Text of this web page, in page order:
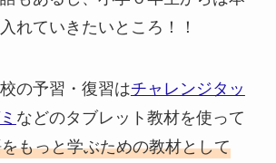
れていきたいところ！！
の予習・復習はチャレンジタッ
などのタブレット教材を使って
もっと学ぶための教材として